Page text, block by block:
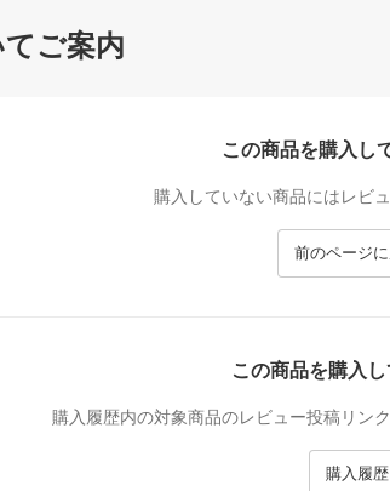
ご案内
この商品を購入し
購入していない商品にはレビ
前のページ
この商品を購入
購入履歴内の対象商品のレビュー投稿リン
購入履歴